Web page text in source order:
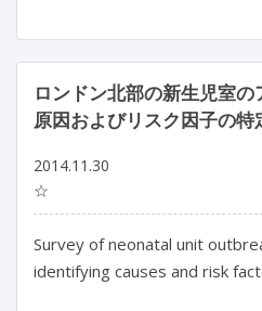
ロンドン北部の新生児室の
原因およびリスク因子の
2014.11.30
☆
Survey of neonatal unit
identifying causes and risk